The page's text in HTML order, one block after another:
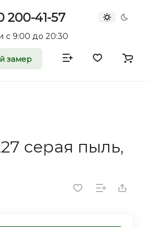
200-41-57
с 9:00 до 20:30
замер
серая пыль,
к
и